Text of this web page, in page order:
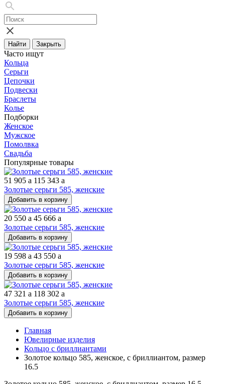
Найти Закрыть
Часто ищут
Кольца
Серьги
Цепочки
Подвески
Браслеты
Колье
Подборки
Женское
Мужское
Помолвка
Свадьба
Популярные товары
51 905 a 115 343 a
Золотые серьги 585, женские
Добавить в корзину
20 550 a 45 666 a
Золотые серьги 585, женские
Добавить в корзину
19 598 a 43 550 a
Золотые серьги 585, женские
Добавить в корзину
47 321 a 118 302 a
Золотые серьги 585, женские
Добавить в корзину
Главная
Ювелирные изделия
Кольцо с бриллиантами
Золотое кольцо 585, женское, с бриллиантом, размер
16.5